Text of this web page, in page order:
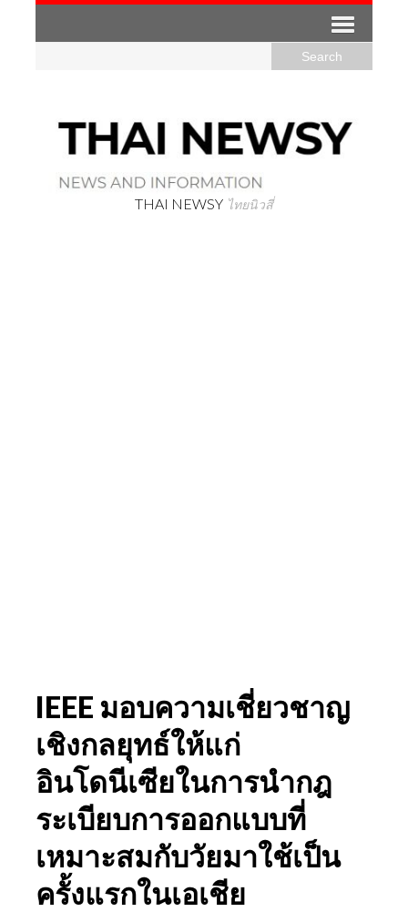
THAI NEWSY ไทยนิวสี่
IEEE มอบความเชี่ยวชาญ
เชิงกลยุทธ์ให้แก่
อินโดนีเซียในการนำกฎ
ระเบียบการออกแบบที่
เหมาะสมกับวัยมาใช้เป็น
ครั้งแรกในเอเชีย